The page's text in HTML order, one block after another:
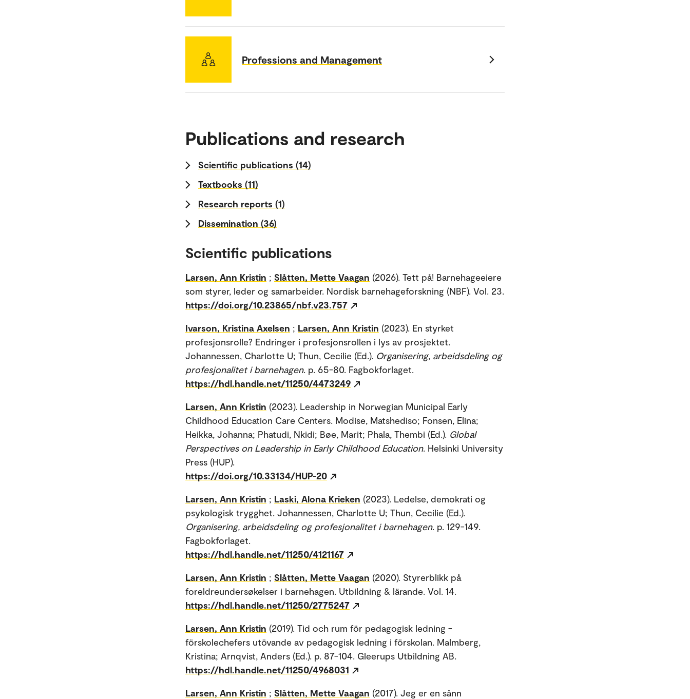
Professions and Management
Publications and research
Scientific publications (14)
Textbooks (11)
Research reports (1)
Dissemination (36)
Scientific publications
Larsen, Ann Kristin ; Slåtten, Mette Vaagan (2026). Tett på! Barnehageeiere
som styrer, leder og samarbeider. Nordisk barnehageforskning (NBF). Vol. 23.
https://doi.org/10.23865/nbf.v23.757
Ivarson, Kristina Axelsen ; Larsen, Ann Kristin (2023). En styrket
profesjonsrolle? Endringer i profesjonsrollen i lys av prosjektet.
Johannessen, Charlotte U; Thun, Cecilie (Ed.). Organisering, arbeidsdeling og
profesjonalitet i barnehagen. p. 65-80. Fagbokforlaget.
https://hdl.handle.net/11250/4473249
Larsen, Ann Kristin (2023). Leadership in Norwegian Municipal Early
Childhood Education Care Centers. Modise, Matshediso; Fonsen, Elina;
Heikka, Johanna; Phatudi, Nkidi; Bøe, Marit; Phala, Thembi (Ed.). Global
Perspectives on Leadership in Early Childhood Education. Helsinki University
Press (HUP).
https://doi.org/10.33134/HUP-20
Larsen, Ann Kristin ; Laski, Alona Krieken (2023). Ledelse, demokrati og
psykologisk trygghet. Johannessen, Charlotte U; Thun, Cecilie (Ed.).
Organisering, arbeidsdeling og profesjonalitet i barnehagen. p. 129-149.
Fagbokforlaget.
https://hdl.handle.net/11250/4121167
Larsen, Ann Kristin ; Slåtten, Mette Vaagan (2020). Styrerblikk på
foreldreundersøkelser i barnehagen. Utbildning & lärande. Vol. 14.
https://hdl.handle.net/11250/2775247
Larsen, Ann Kristin (2019). Tid och rum för pedagogisk ledning -
förskolechefers utövande av pedagogisk ledning i förskolan. Malmberg,
Kristina; Arnqvist, Anders (Ed.). p. 87-104. Gleerups Utbildning AB.
https://hdl.handle.net/11250/4968031
Larsen, Ann Kristin ; Slåtten, Mette Vaagan (2017). Jeg er en sånn